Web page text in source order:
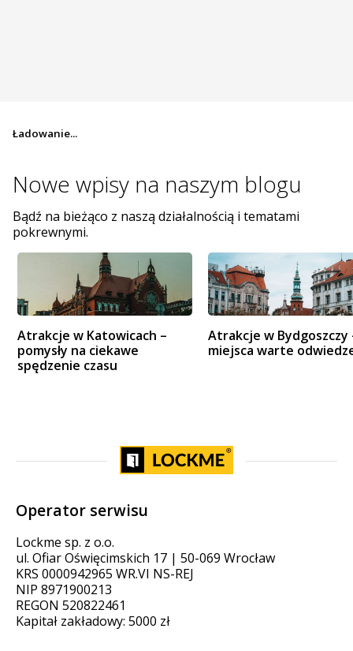
Ładowanie...
Nowe wpisy na naszym blogu
Bądź na bieżąco z naszą działalnością i tematami
pokrewnymi.
Atrakcje w Katowicach –
pomysły na ciekawe
spędzenie czasu
Atrakcje w Bydgoszczy
miejsca warte
Operator serwisu
Lockme sp. z o.o.
ul. Ofiar Oświęcimskich 17 | 50-069 Wrocław
KRS 0000942965 WR.VI NS-REJ
NIP 8971900213
REGON 520822461
Kapitał zakładowy: 5000 zł